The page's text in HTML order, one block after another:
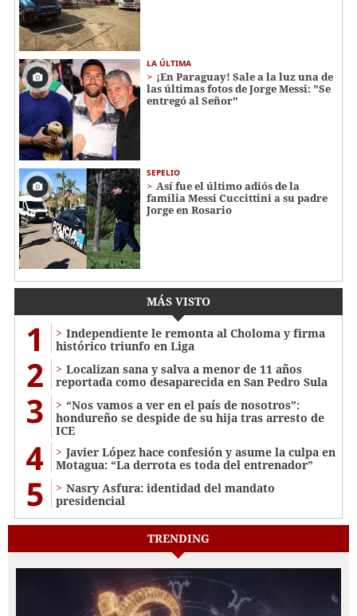
LA ÚLTIMA
¡En Paraguay! Sale a la luz una de
las últimas fotos de Jorge Messi: "Se
entregó al Señor"
SEPELIO
Así fue el último adiós de la
familia Messi Cuccittini a su padre
Jorge en Rosario
MÁS VISTO
1
Independiente le remonta al Choloma y firma
histórico triunfo en Liga
2
Localizan sana y salva a menor de 11 años
reportada como desaparecida en San Pedro Sula
3
“Nos vamos a ver en el país de nosotros”:
hondureño se despide de su hija tras arresto de
ICE
4
Javier López hace confesión y asume la culpa en
Motagua: “La derrota es toda del entrenador”
5
Nasry Asfura: identidad del mandato
presidencial
TRENDING